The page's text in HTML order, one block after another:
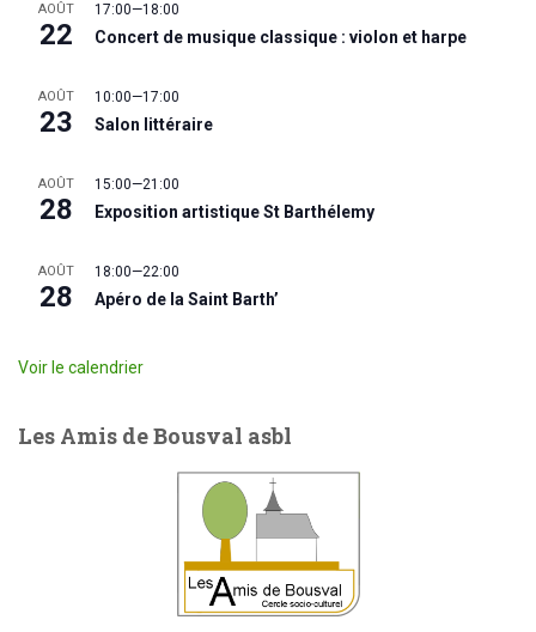
AOÛT
22
17:00—18:00
Concert de musique classique : violon et harpe
AOÛT
23
10:00—17:00
Salon littéraire
AOÛT
28
15:00—21:00
Exposition artistique St Barthélemy
AOÛT
28
18:00—22:00
Apéro de la Saint Barth’
Voir le calendrier
Les Amis de Bousval asbl